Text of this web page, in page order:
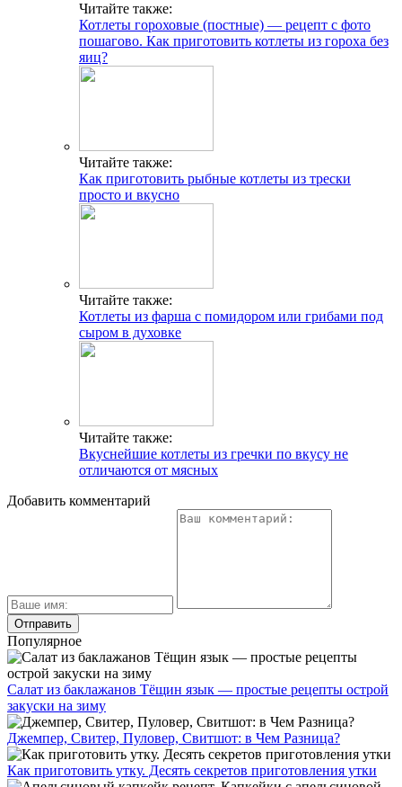
Читайте также:
Котлеты гороховые (постные) — рецепт с фото
пошагово. Как приготовить котлеты из гороха без
яиц?
Читайте также:
Как приготовить рыбные котлеты из трески
просто и вкусно
Читайте также:
Котлеты из фарша с помидором или грибами под
сыром в духовке
Читайте также:
Вкуснейшие котлеты из гречки по вкусу не
отличаются от мясных
Добавить комментарий
Популярное
Салат из баклажанов Тёщин язык — простые рецепты острой
закуски на зиму
Джемпер, Свитер, Пуловер, Свитшот: в Чем Разница?
Как приготовить утку. Десять секретов приготовления утки